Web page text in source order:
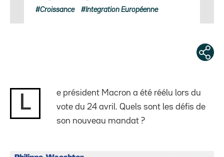
Croissance Integration Européenne
L
e président Macron a été réélu lors du
vote du 24 avril. Quels sont les défis de
son nouveau mandat ?